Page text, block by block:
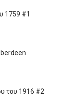
1759 #1
του 1916 #2